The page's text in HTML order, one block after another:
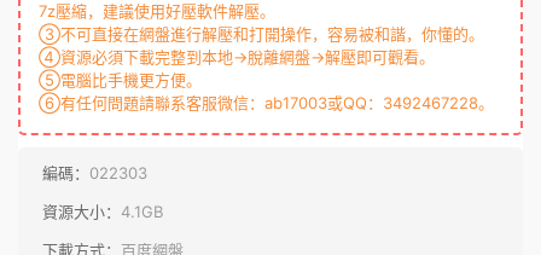
7z壓縮，建議使用好壓軟件解壓。
③不可直接在網盤進行解壓和打開操作，容易被和諧，你懂的。
④資源必須下載完整到本地→脫離網盤→解壓即可觀看。
⑤電腦比手機更方便。
⑥有任何問題請聯系客服微信：ab17003或QQ：3492467228。
編碼： 022303
資源大小： 4.1GB
下載方式： 百度網盤